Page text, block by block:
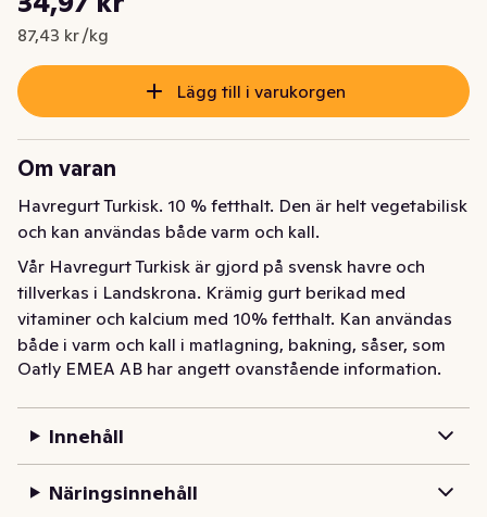
Nuvarande pris är: 34,97 kr
87,43 kr /kg
Lägg till i varukorgen
Om varan
Havregurt Turkisk. 10 % fetthalt. Den är helt vegetabilisk
och kan användas både varm och kall.
Vår Havregurt Turkisk är gjord på svensk havre och
tillverkas i Landskrona. Krämig gurt berikad med
vitaminer och kalcium med 10% fetthalt. Kan användas
både i varm och kall i matlagning, bakning, såser, som
topping eller med granola på toppen. Förvaras kyld.
Oatly EMEA AB har angett ovanstående information.
Innehåll
Näringsinnehåll